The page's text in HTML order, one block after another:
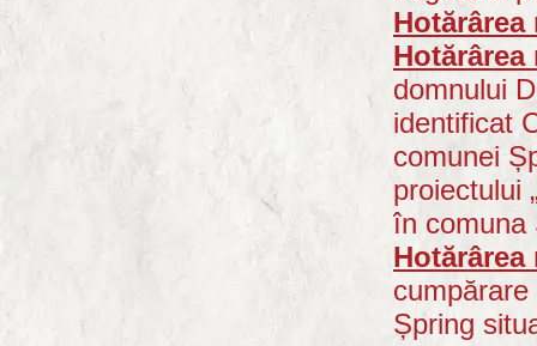
Hotărârea
Hotărârea
domnului
identificat
comunei
proiectului
în comuna
Hotărârea
Șpring